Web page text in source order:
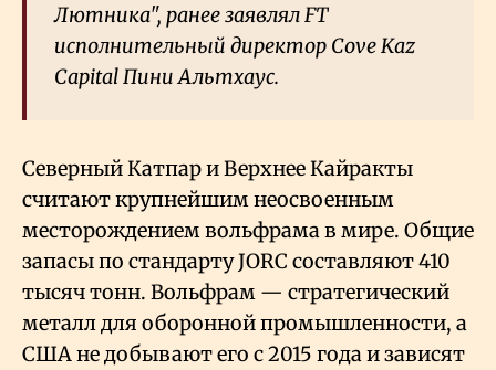
Лютника", ранее заявлял FT
исполнительный директор Cove Kaz
Capital Пини Альтхаус.
Северный Катпар и Верхнее Кайракты
считают крупнейшим неосвоенным
месторождением вольфрама в мире. Общие
запасы по стандарту JORC составляют 410
тысяч тонн. Вольфрам — стратегический
металл для оборонной промышленности, а
США не добывают его с 2015 года и зависят